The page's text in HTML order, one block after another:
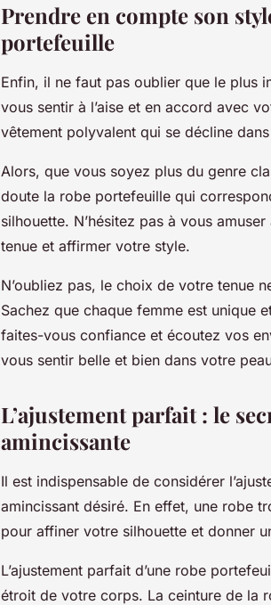
Prendre en compte son
portefeuille
Enfin, il ne faut pas oublier que le plus
vous sentir à l’aise et en accord avec
vêtement polyvalent qui se décline
Alors, que vous soyez plus du genre
doute la robe portefeuille qui
silhouette. N’hésitez pas à vous
tenue et affirmer votre style.
N’oubliez pas, le choix de votre tenue
Sachez que chaque femme est unique
faites-vous confiance et écoutez vos
vous sentir belle et bien dans votre
L’ajustement parfait : le
amincissante
Il est indispensable de considérer
amincissant désiré. En effet, une robe
pour affiner votre silhouette et donner
L’ajustement parfait d’une robe
étroit de votre corps. La ceinture de la